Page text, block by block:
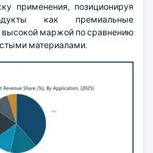
применения, позиционируя
как премиальные
высокой маржой по сравнению
материалами.